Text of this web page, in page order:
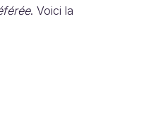
. Voici la